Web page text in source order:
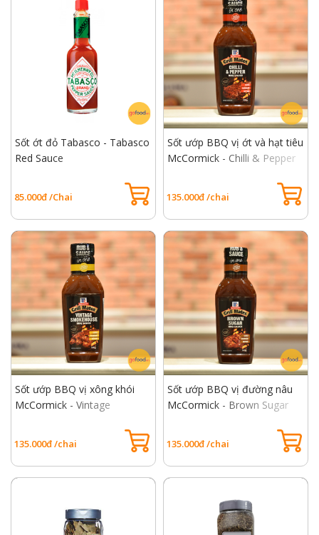
Sốt ớt đỏ Tabasco - Tabasco
Red Sauce
85.000đ /Chai
Sốt ướp BBQ vị ớt và hạt tiêu
McCormick - Chilli & Pepper
135.000đ /chai
Sốt ướp BBQ vị xông khói
McCormick - Vintage
135.000đ /chai
Sốt ướp BBQ vị đường nâu
McCormick - Brown Sugar
135.000đ /chai